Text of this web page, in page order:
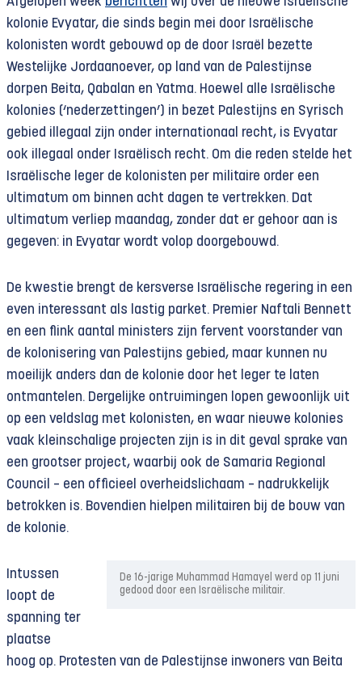
kolonie Evyatar, die sinds begin mei door Israëlische
kolonisten wordt gebouwd op de door Israël bezette
Westelijke Jordaanoever, op land van de Palestijnse
dorpen Beita, Qabalan en Yatma. Hoewel alle Israëlische
kolonies (‘nederzettingen’) in bezet Palestijns en Syrisch
gebied illegaal zijn onder internationaal recht, is Evyatar
ook illegaal onder Israëlisch recht. Om die reden stelde het
Israëlische leger de kolonisten per militaire order een
ultimatum om binnen acht dagen te vertrekken. Dat
ultimatum verliep maandag, zonder dat er gehoor aan is
gegeven: in Evyatar wordt volop doorgebouwd.
De kwestie brengt de kersverse Israëlische regering in een
even interessant als lastig parket. Premier Naftali Bennett
en een flink aantal ministers zijn fervent voorstander van
de kolonisering van Palestijns gebied, maar kunnen nu
moeilijk anders dan de kolonie door het leger te laten
ontmantelen. Dergelijke ontruimingen lopen gewoonlijk uit
op een veldslag met kolonisten, en waar nieuwe kolonies
vaak kleinschalige projecten zijn is in dit geval sprake van
een grootser project, waarbij ook de Samaria Regional
Council – een officieel overheidslichaam – nadrukkelijk
betrokken is. Bovendien hielpen militairen bij de bouw van
de kolonie.
De 16-jarige Muhammad Hamayel werd op 11 juni
gedood door een Israëlische militair.
Intussen
loopt de
spanning ter
plaatse
hoog op. Protesten van de Palestijnse inwoners van Beita